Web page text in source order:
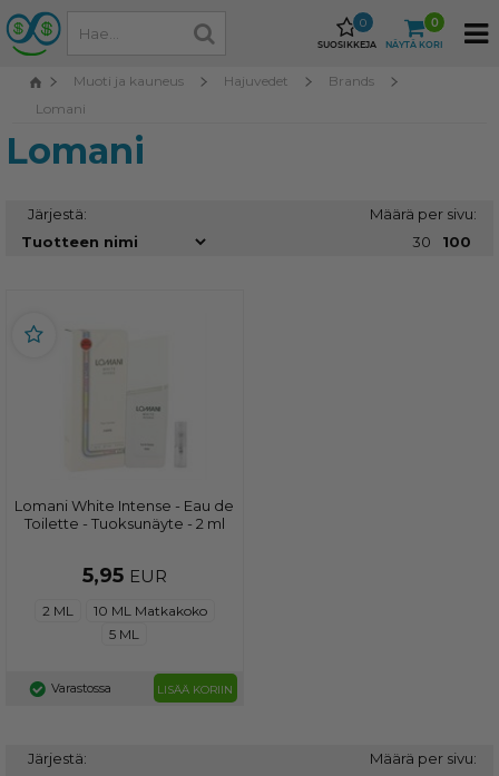
SUOSIKKEJA
0
NÄYTÄ KORI
0
Muoti ja kauneus Hajuvedet
Brands
Lomani
Lomani
Järjestä:
Määrä per sivu:
30
100
Lomani White Intense - Eau de
Toilette - Tuoksunäyte - 2 ml
5,95 EUR
2 ML
10 ML Matkakoko
5 ML
Varastossa LISÄÄ KORIIN
Järjestä:
Määrä per sivu: